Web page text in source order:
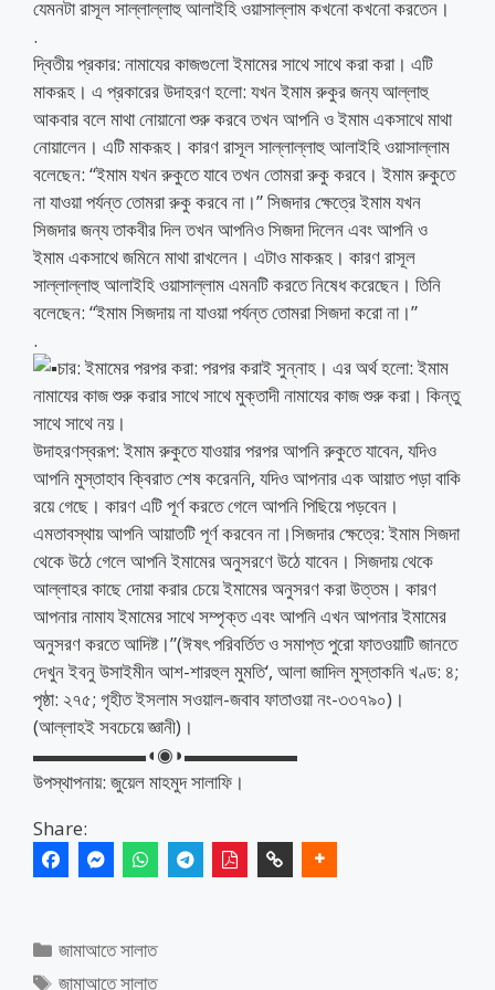
যেমনটা রাসূল সাল্লাল্লাহু আলাইহি ওয়াসাল্লাম কখনো কখনো করতেন।
.
দ্বিতীয় প্রকার: নামাযের কাজগুলো ইমামের সাথে সাথে করা করা। এটি
মাকরূহ। এ প্রকারের উদাহরণ হলো: যখন ইমাম রুকুর জন্য আল্লাহু
আকবার বলে মাথা নোয়ানো শুরু করবে তখন আপনি ও ইমাম একসাথে মাথা
নোয়ালেন। এটি মাকরূহ। কারণ রাসূল সাল্লাল্লাহু আলাইহি ওয়াসাল্লাম
বলেছেন: “ইমাম যখন রুকুতে যাবে তখন তোমরা রুকু করবে। ইমাম রুকুতে
না যাওয়া পর্যন্ত তোমরা রুকু করবে না।” সিজদার ক্ষেত্রে ইমাম যখন
সিজদার জন্য তাকবীর দিল তখন আপনিও সিজদা দিলেন এবং আপনি ও
ইমাম একসাথে জমিনে মাথা রাখলেন। এটাও মাকরূহ। কারণ রাসূল
সাল্লাল্লাহু আলাইহি ওয়াসাল্লাম এমনটি করতে নিষেধ করেছেন। তিনি
বলেছেন: “ইমাম সিজদায় না যাওয়া পর্যন্ত তোমরা সিজদা করো না।”
.
চার: ইমামের পরপর করা: পরপর করাই সুন্নাহ। এর অর্থ হলো: ইমাম
নামাযের কাজ শুরু করার সাথে সাথে মুক্তাদী নামাযের কাজ শুরু করা। কিন্তু
সাথে সাথে নয়।
উদাহরণস্বরূপ: ইমাম রুকুতে যাওয়ার পরপর আপনি রুকুতে যাবেন, যদিও
আপনি মুস্তাহাব ক্বিরাত শেষ করেননি, যদিও আপনার এক আয়াত পড়া বাকি
রয়ে গেছে। কারণ এটি পূর্ণ করতে গেলে আপনি পিছিয়ে পড়বেন।
এমতাবস্থায় আপনি আয়াতটি পূর্ণ করবেন না।সিজদার ক্ষেত্রে: ইমাম সিজদা
থেকে উঠে গেলে আপনি ইমামের অনুসরণে উঠে যাবেন। সিজদায় থেকে
আল্লাহর কাছে দোয়া করার চেয়ে ইমামের অনুসরণ করা উত্তম। কারণ
আপনার নামায ইমামের সাথে সম্পৃক্ত এবং আপনি এখন আপনার ইমামের
অনুসরণ করতে আদিষ্ট।”(ঈষৎ পরিবর্তিত ও সমাপ্ত পুরো ফাতওয়াটি জানতে
দেখুন ইবনু উসাইমীন আশ-শারহুল মুমতি‘, আলা জাদিল মুস্তাকনি খণ্ড: ৪;
পৃষ্ঠা: ২৭৫; গৃহীত ইসলাম সওয়াল-জবাব ফাতাওয়া নং-৩৩৭৯০)।
(আল্লাহই সবচেয়ে জ্ঞানী)।
▬▬▬▬▬▬◖◉◗▬▬▬▬▬▬
উপস্থাপনায়: জুয়েল মাহমুদ সালাফি।
Share:
Categories
জামাআতে সালাত
Tags
জামাআতে সালাত